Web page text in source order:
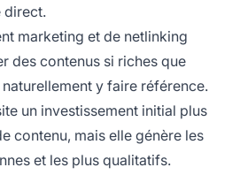
direct.
marketing et de netlinking
des contenus si riches que
y faire référence.
un investissement initial plus
contenu, mais elle génère les
et les plus qualitatifs.